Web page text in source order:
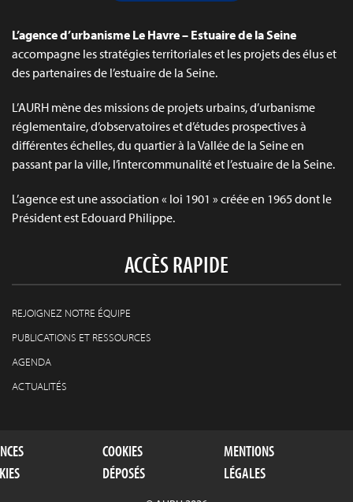
L’agence d’urbanisme Le Havre – Estuaire de la Seine
accompagne les stratégies territoriales et les projets des élus et
des partenaires de l’estuaire de la Seine.
L’AURH mène des missions de projets urbains, d’urbanisme
réglementaire, d’observatoires et d’études prospectives à
différentes échelles, du quartier à la Vallée de la Seine en
passant par la ville, l’intercommunalité et l’estuaire de la Seine.
L’agence est une association « loi 1901 » créée en 1965 dont le
Président est Edouard Philippe.
ACCÈS RAPIDE
REJOIGNEZ NOTRE ÉQUIPE
PUBLICATIONS ET RESSOURCES
AGENDA
ACTUALITÉS
COOKIES
DÉPOSÉS
MENTIONS
LÉGALES